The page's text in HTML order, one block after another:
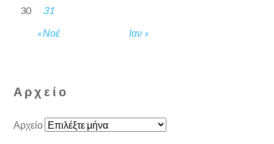
« Νοέ Ιαν »
30
31
Αρχείο
Αρχείο